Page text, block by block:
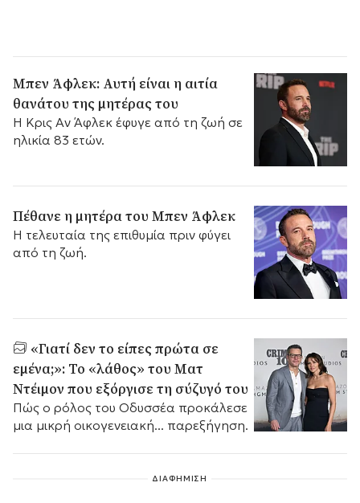
Μπεν Άφλεκ: Αυτή είναι η αιτία
θανάτου της μητέρας του
Η Κρις Αν Άφλεκ έφυγε από τη ζωή σε
ηλικία 83 ετών.
Πέθανε η μητέρα του Μπεν Άφλεκ
Η τελευταία της επιθυμία πριν φύγει
από τη ζωή.
«Γιατί δεν το είπες πρώτα σε
εμένα;»: Το «λάθος» του Ματ
Ντέιμον που εξόργισε τη σύζυγό του
Πώς ο ρόλος του Οδυσσέα προκάλεσε
μια μικρή οικογενειακή... παρεξήγηση.
ΔΙΑΦΗΜΙΣΗ